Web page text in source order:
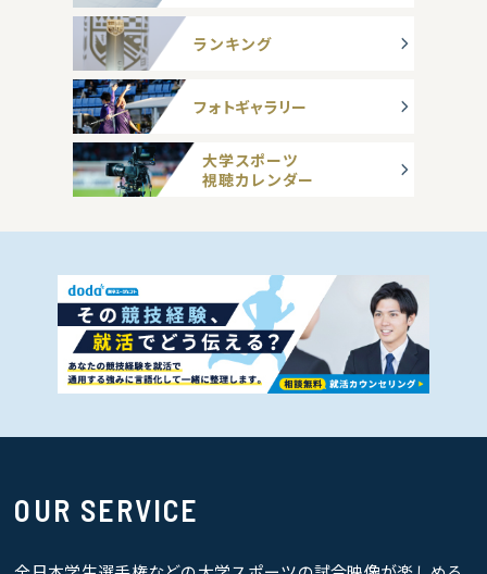
ランキング
フォトギャラリー
大学スポーツ
視聴カレンダー
OUR SERVICE